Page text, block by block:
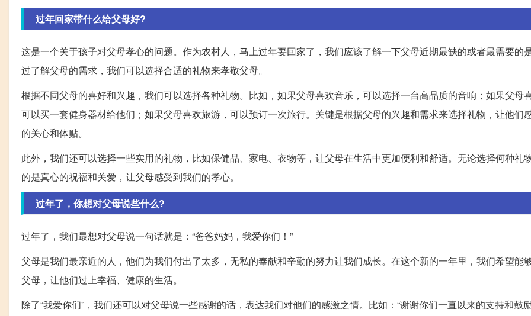
过年回家带什么给父母好?
这是一个关于孩子对父母孝心的问题。作为农村人，马上过年要回家了，我们应该了解一下父母近期最缺的或者最需要的
过了解父母的需求，我们可以选择合适的礼物来孝敬父母。
根据不同父母的喜好和兴趣，我们可以选择各种礼物。比如，如果父母喜欢音乐，可以选择一台高品质的音响；如果父母
可以买一套健身器材给他们；如果父母喜欢旅游，可以预订一次旅行。关键是根据父母的兴趣和需求来选择礼物，让他们
的关心和体贴。
此外，我们还可以选择一些实用的礼物，比如保健品、家电、衣物等，让父母在生活中更加便利和舒适。无论选择何种礼
的是真心的祝福和关爱，让父母感受到我们的孝心。
过年了，你想对父母说些什么?
过年了，我们最想对父母说一句话就是：“爸爸妈妈，我爱你们！”
父母是我们最亲近的人，他们为我们付出了太多，无私的奉献和辛勤的努力让我们成长。在这个新的一年里，我们希望能
父母，让他们过上幸福、健康的生活。
除了“我爱你们”，我们还可以对父母说一些感谢的话，表达我们对他们的感激之情。比如：“谢谢你们一直以来的支持和鼓